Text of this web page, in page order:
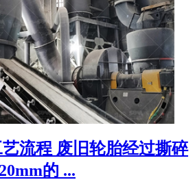
流程 废旧轮胎经过撕碎
的 ...